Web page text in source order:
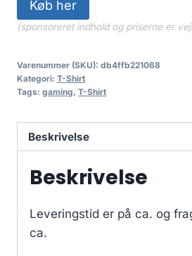
Køb her
(sponsoreret indhold og priserne er
Varenummer (SKU): db4ffb221068
Kategori: T-Shirt
Tags: gaming, T-Shirt
Beskrivelse
Beskrivelse
Leveringstid er på ca. og
ca.